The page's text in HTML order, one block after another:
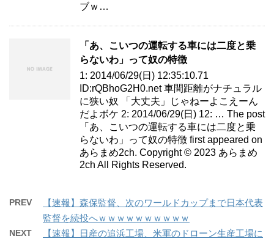
ブｗ…
「あ、こいつの運転する車には二度と乗
らないわ」って奴の特徴
1: 2014/06/29(日) 12:35:10.71
ID:rQBhoG2H0.net 車間距離がナチュラル
に狭い奴 「大丈夫」じゃねーよこえーん
だよボケ 2: 2014/06/29(日) 12: … The post
「あ、こいつの運転する車には二度と乗
らないわ」って奴の特徴 first appeared on
あらまめ2ch. Copyright © 2023 あらまめ
2ch All Rights Reserved.
PREV
【速報】森保監督、次のワールドカップまで日本代表
監督を続投へｗｗｗｗｗｗｗｗｗｗ
NEXT 【速報】日産の追浜工場、米軍のドローン生産工場に